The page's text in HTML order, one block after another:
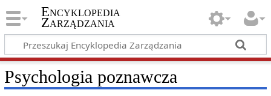
Encyklopedia
Zarządzania
Psychologia poznawcza